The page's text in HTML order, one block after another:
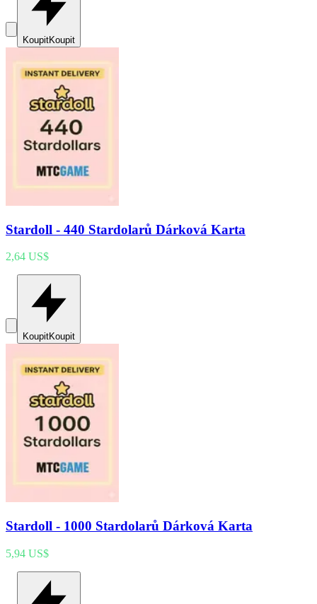
KoupitKoupit
Stardoll - 440 Stardolarů Dárková Karta
2,64 US$
KoupitKoupit
Stardoll - 1000 Stardolarů Dárková Karta
5,94 US$